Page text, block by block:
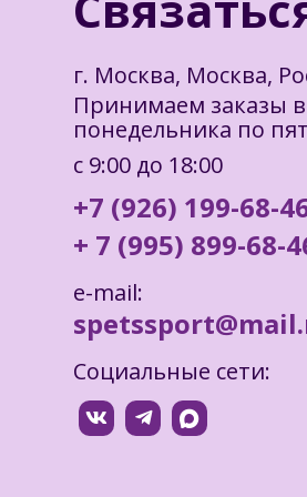
г. Москва, Москва,
Принимаем заказы
понедельника по
с 9:00 до 18:00
+7 (926) 199-68-
+ 7 (995) 899-68-
e-mail:
Социальные сети: